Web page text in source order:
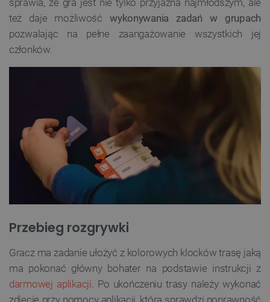
sprawia, że gra jest nie tylko przyjazna najmłodszym, ale
też daje możliwośćwykonywania zadań w grupach
pozwalając na pełne zaangażowanie wszystkich jej
członków.
Przebieg rozgrywki
Gracz ma zadanie ułożyć z kolorowych klocków trasę jaką
ma pokonać główny bohater na podstawie instrukcji z
darmowej aplikacji. Po ukończeniu trasy należy wykonać